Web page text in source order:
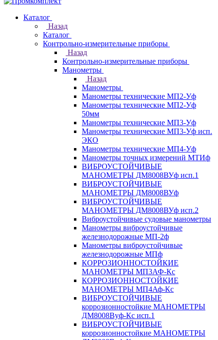
Каталог
Назад
Каталог
Контрольно-измерительные приборы
Назад
Контрольно-измерительные приборы
Манометры
Назад
Манометры
Манометры технические МП2-Уф
Манометры технические МП2-Уф
50мм
Манометры технические МП3-Уф
Манометры технические МП3-Уф исп.
ЭКО
Манометры технические МП4-Уф
Манометры точных измерений МТИф
ВИБРОУСТОЙЧИВЫЕ
МАНОМЕТРЫ ДМ8008ВУф исп.1
ВИБРОУСТОЙЧИВЫЕ
МАНОМЕТРЫ ДМ8008ВУф
ВИБРОУСТОЙЧИВЫЕ
МАНОМЕТРЫ ДМ8008ВУф исп.2
Виброустойчивые судовые манометры
Манометры виброустойчивые
железнодорожные МП-2ф
Манометры виброустойчивые
железнодорожные МПф
КОРРОЗИОННОСТОЙКИЕ
МАНОМЕТРЫ МП3АФ-Кс
КОРРОЗИОННОСТОЙКИЕ
МАНОМЕТРЫ МП4Аф-Кс
ВИБРОУСТОЙЧИВЫЕ
коррозионностойкие МАНОМЕТРЫ
ДМ8008Вуф-Кс исп.1
ВИБРОУСТОЙЧИВЫЕ
коррозионностойкие МАНОМЕТРЫ